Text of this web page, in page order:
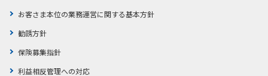
お客さま本位の業務運営に関する基本方針
勧誘方針
保険募集指針
利益相反管理への対応